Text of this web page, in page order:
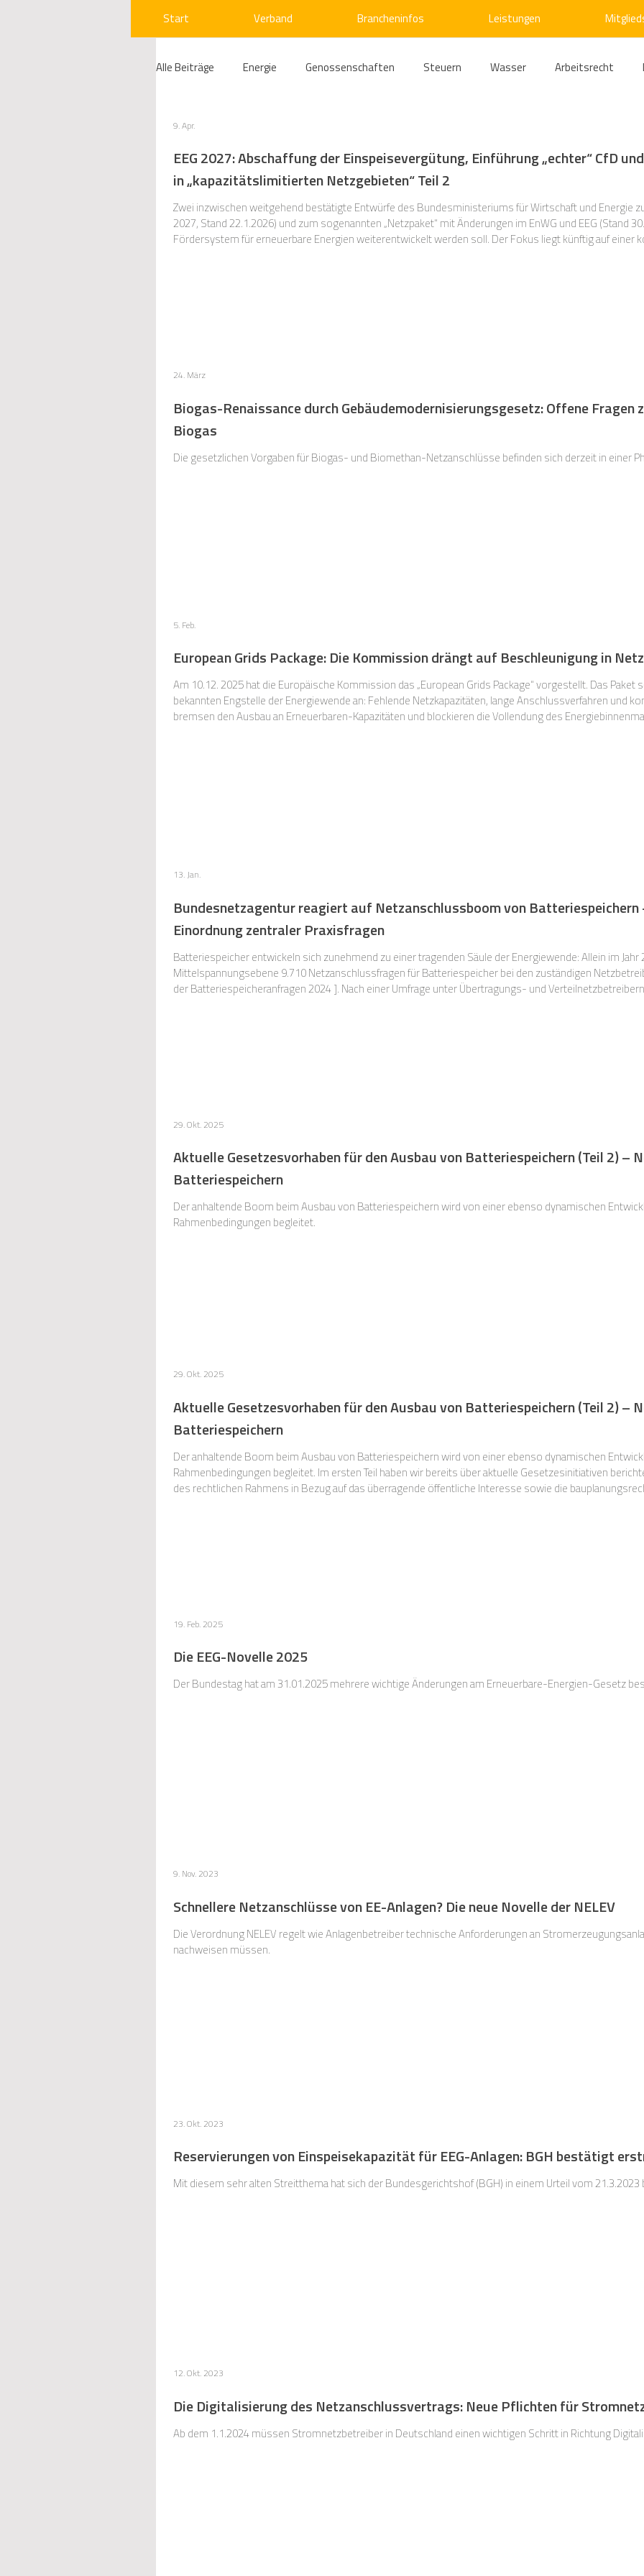
Start Verband Brancheninfos Leistungen
Alle Beiträge Energie Genossenschaften Steuern Wasser Arbeitsrecht
Compliance
Beihilfenrecht Kraftwerke Kälte Verkehr
Regulierung Wettbewerbs- und Kartellrecht Europarecht Wirtschafts- und
EEG 2027: Abschaffung der Einspeisevergütung, Einführung „echter“ CfD
in „kapazitätslimitierten Netzgebieten“ Teil 2
Zwei inzwischen weitgehend bestätigte Entwürfe des Bundesministeriums für Wirtschaft und Energie
2027, Stand 22.1.2026) und zum sogenannten „Netzpaket“ mit Änderungen im EnWG und EEG (Stand
Fördersystem für erneuerbare Energien weiterentwickelt werden soll. Der Fokus liegt künftig auf einer
9. Apr.
Biogas-Renaissance durch Gebäudemodernisierungsgesetz: Offene Fragen
Biogas
Die gesetzlichen Vorgaben für Biogas- und Biomethan-Netzanschlüsse befinden sich derzeit in einer
24. März
European Grids Package: Die Kommission drängt auf Beschleunigung in
Am 10.12. 2025 hat die Europäische Kommission das „European Grids Package“ vorgestellt. Das
bekannten Engstelle der Energiewende an: Fehlende Netzkapazitäten, lange Anschlussverfahren und
bremsen den Ausbau an Erneuerbaren-Kapazitäten und blockieren die Vollendung des Energiebinnenmarkts. Die Kommission
5. Feb.
Bundesnetzagentur reagiert auf Netzanschlussboom von Batteriespeichern
Einordnung zentraler Praxisfragen
Batteriespeicher entwickeln sich zunehmend zu einer tragenden Säule der Energiewende: Allein im Jahr
Mittelspannungsebene 9.710 Netzanschlussfragen für Batteriespeicher bei den zuständigen
der Batteriespeicheranfragen 2024 ]. Nach einer Umfrage unter Übertragungs- und
13. Jan.
Aktuelle Gesetzesvorhaben für den Ausbau von Batteriespeichern (Teil 2) –
Batteriespeichern
Der anhaltende Boom beim Ausbau von Batteriespeichern wird von einer ebenso dynamischen
Rahmenbedingungen begleitet.
29. Okt. 2025
Aktuelle Gesetzesvorhaben für den Ausbau von Batteriespeichern (Teil 2) –
Batteriespeichern
Der anhaltende Boom beim Ausbau von Batteriespeichern wird von einer ebenso dynamischen
Rahmenbedingungen begleitet. Im ersten Teil haben wir bereits über aktuelle Gesetzesinitiativen berichtet, die eine Weiterentwicklung
des rechtlichen Rahmens in Bezug auf das überragende öffentliche Interesse sowie die
29. Okt. 2025
Die EEG-Novelle 2025
Der Bundestag hat am 31.01.2025 mehrere wichtige Änderungen am Erneuerbare-Energien-Gesetz
19. Feb. 2025
Schnellere Netzanschlüsse von EE-Anlagen? Die neue Novelle der NELEV
Die Verordnung NELEV regelt wie Anlagenbetreiber technische Anforderungen an
nachweisen müssen.
9. Nov. 2023
Reservierungen von Einspeisekapazität für EEG-Anlagen: BGH bestätigt
Mit diesem sehr alten Streitthema hat sich der Bundesgerichtshof (BGH) in einem Urteil vom 21.3.2023
23. Okt. 2023
Die Digitalisierung des Netzanschlussvertrags: Neue Pflichten für
Ab dem 1.1.2024 müssen Stromnetzbetreiber in Deutschland einen wichtigen Schritt in Richtung
12. Okt. 2023